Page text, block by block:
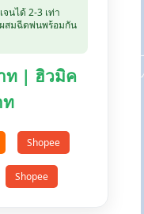
นได้ 2-3 เท่า
ผสมฉีดพ่นพร้อมกัน
ท | ฮิวมิค
ท
Shopee
Shopee